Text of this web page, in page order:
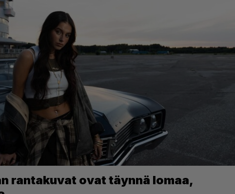
rantakuvat ovat täynnä lomaa,